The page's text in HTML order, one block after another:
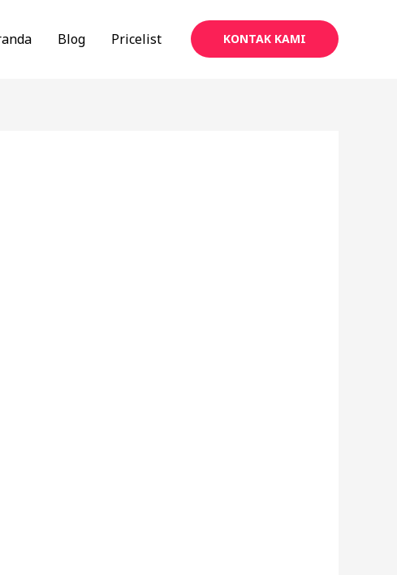
Blog Pricelist KONTAK KAMI